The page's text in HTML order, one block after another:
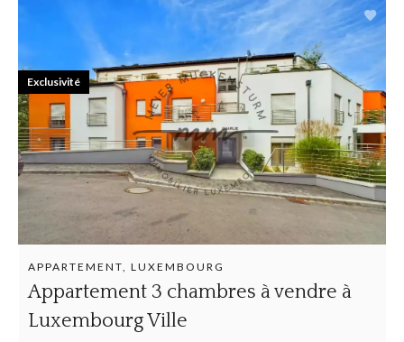
APPARTEMENT, LUXEMBOURG
Appartement 3 chambres à vendre à
Luxembourg Ville
Exclusivité